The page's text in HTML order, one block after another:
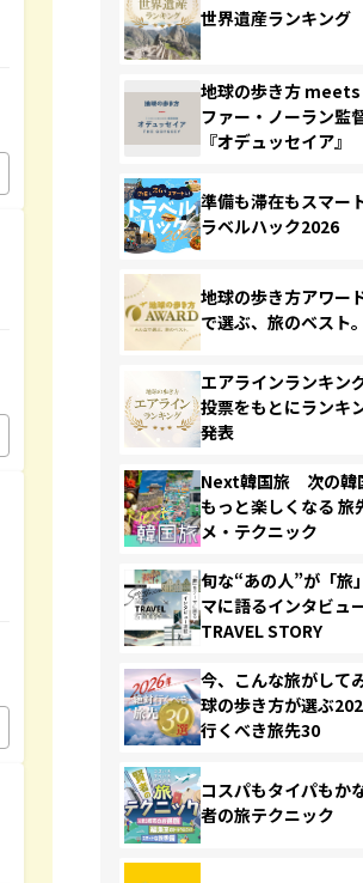
世界遺産ランキング
地球の歩き方 meets
ファー・ノーラン監
『オデュッセイア』
準備も滞在もスマ
ラベルハック2026
地球の歩き方アワ
で選ぶ、旅のベスト。
エアラインランキ
投票をもとにランキ
発表
Next韓国旅 次の韓
もっと楽しくなる 旅
メ・テクニック
旬な“あの人”が「旅
マに語るインタビュ
TRAVEL STORY
今、こんな旅がして
球の歩き方が選ぶ
行くべき旅先30
コスパもタイパもか
者の旅テクニック